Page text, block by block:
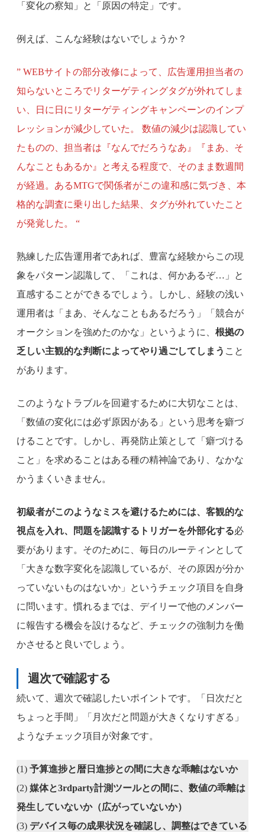
「変化の察知」と「原因の特定」です。
例えば、こんな経験はないでしょうか？
” WEBサイトの部分改修によって、広告運用担当者の
知らないところでリターゲティングタグが外れてしま
い、日に日にリターゲティングキャンペーンのインプ
レッションが減少していた。 数値の減少は認識してい
たものの、担当者は『なんでだろうなあ』『まあ、そ
んなこともあるか』と考える程度で、そのまま数週間
が経過。あるMTGで関係者がこの違和感に気づき、本
格的な調査に乗り出した結果、タグが外れていたこと
が発覚した。 “
熟練した広告運用者であれば、豊富な経験からこの現
象をパターン認識して、「これは、何かあるぞ…」と
直感することができるでしょう。しかし、経験の浅い
運用者は「まあ、そんなこともあるだろう」「競合が
オークションを強めたのかな」というように、 根拠の
乏しい主観的な判断によってやり過ごしてしまう こと
があります。
このようなトラブルを回避するために大切なことは、
「数値の変化には必ず原因がある」という思考を癖づ
けることです。しかし、再発防止策として「癖づける
こと」を求めることはある種の精神論であり、なかな
かうまくいきません。
初級者がこのようなミスを避けるためには、客観的な
視点を入れ、問題を認識するトリガーを外部化する必
要があります。そのために、毎日のルーティンとして
「大きな数字変化を認識しているが、その原因が分か
っていないものはないか」というチェック項目を自身
に問います。慣れるまでは、デイリーで他のメンバー
に報告する機会を設けるなど、チェックの強制力を働
かさせると良いでしょう。
週次で確認する
続いて、週次で確認したいポイントです。「日次だと
ちょっと手間」「月次だと問題が大きくなりすぎる」
ようなチェック項目が対象です。
(1) 予算進捗と暦日進捗との間に大きな乖離はないか
(2) 媒体と3rdparty計測ツールとの間に、数値の乖離は
発生していないか（広がっていないか）
(3) デバイス毎の成果状況を確認し、調整はできている